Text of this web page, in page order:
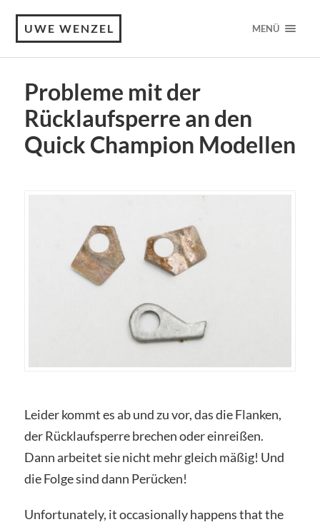
UWE WENZEL MENÜ
Probleme mit der
Rücklaufsperre an den
Quick Champion Modellen
Leider kommt es ab und zu vor, das die Flanken,
der Rücklaufsperre brechen oder einreißen.
Dann arbeitet sie nicht mehr gleich mäßig! Und
die Folge sind dann Perücken!
Unfortunately, it occasionally happens that the